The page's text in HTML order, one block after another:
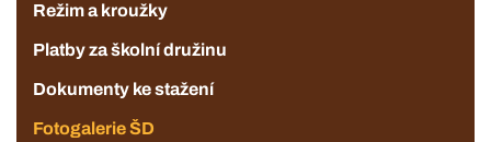
Režim a kroužky
Platby za školní družinu
Dokumenty ke stažení
Fotogalerie ŠD